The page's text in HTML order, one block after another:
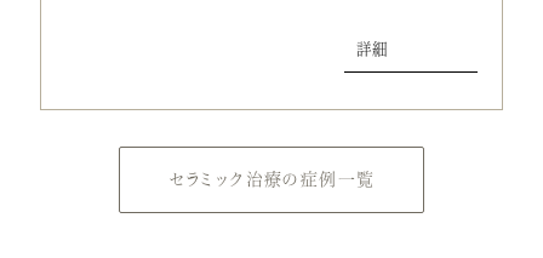
詳細
セラミック治療の症例一覧